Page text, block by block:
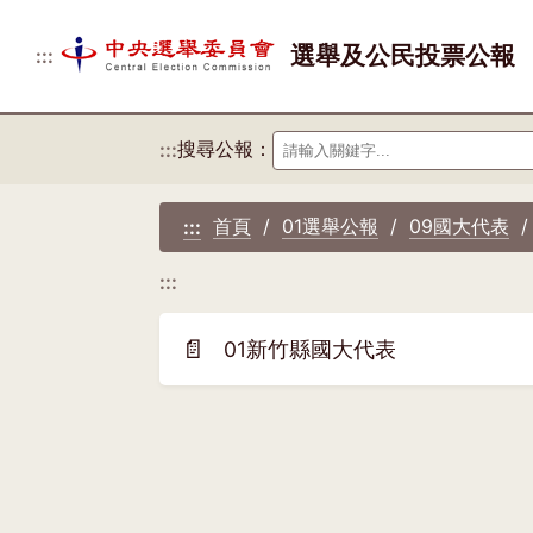
::: 選舉及公民投票公報
:::搜尋公報：
::: 首頁 01選舉公報 09國大代表
:::
📄 01新竹縣國大代表
(另
開